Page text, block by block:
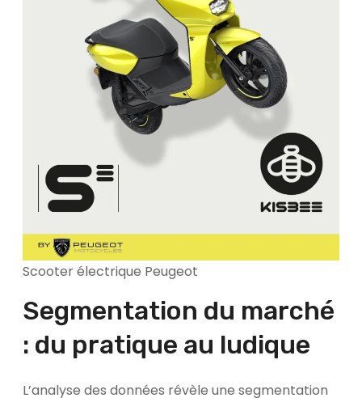
Scooter électrique Peugeot
Segmentation du marché
: du pratique au ludique
L’analyse des données révèle une segmentation